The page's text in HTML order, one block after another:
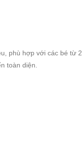
phù hợp với các bé từ
toàn diện.